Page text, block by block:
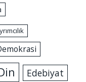
Edebiyat